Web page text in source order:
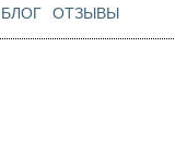
БЛОГ ОТЗЫВЫ